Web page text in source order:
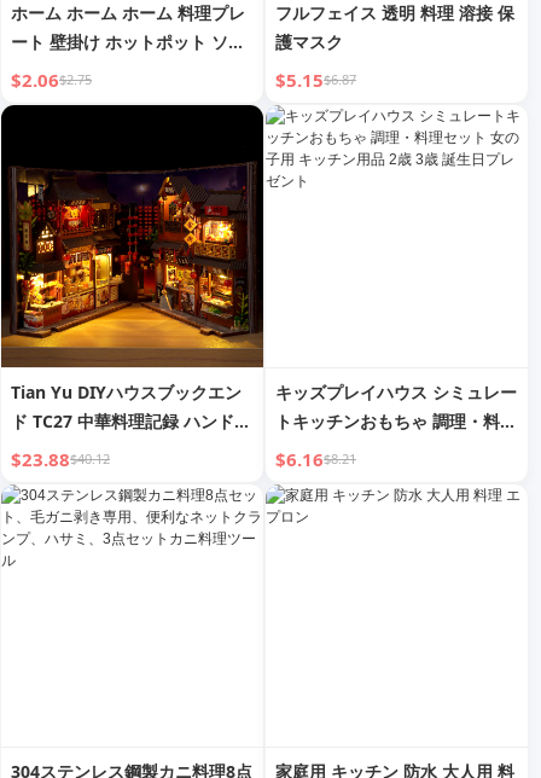
ホーム ホーム ホーム 料理プレ
ート 壁掛け ホットポット ソー
サー 醤油 ソース ディップ サイ
ドディッシュ 収納 キッチン食
$2.06$2.75
フルフェイス 透明 料理 溶接 保
護マスク
$5.15$6.87
Tian Yu DIYハウスブックエン
ド TC27 中華料理記録 ハンドメ
イド組み立て マイクロ3D立体
パズル クリエイティブギフト
$23.88$40.12
キッズプレイハウス シミュレー
トキッチンおもちゃ 調理・料理
セット 女の子用 キッチン用品
2歳 3歳 誕生日プレゼント
$6.16$8.21
304ステンレス鋼製カニ料理8点
家庭用 キッチン 防水 大人用 料